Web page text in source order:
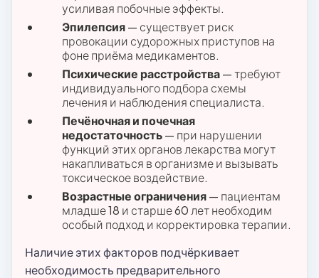
усиливая побочные эффекты.
Эпилепсия— существует риск
провокации судорожных приступов на
фоне приёма медикаментов.
Психические расстройства— требуют
индивидуального подбора схемы
лечения и наблюдения специалиста.
Печёночная и почечная
недостаточность— при нарушении
функций этих органов лекарства могут
накапливаться в организме и вызывать
токсическое воздействие.
Возрастные ограничения— пациентам
младше 18 и старше 60 лет необходим
особый подход и корректировка терапии.
Наличие этих факторов подчёркивает
необходимость предварительного